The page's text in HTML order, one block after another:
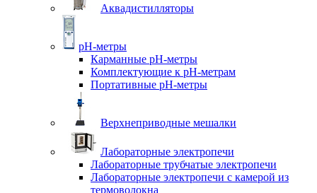
Аквадистилляторы
pH-метры
Карманные pH-метры
Комплектующие к pH-метрам
Портативные pH-метры
Верхнеприводные мешалки
Лабораторные электропечи
Лабораторные трубчатые электропечи
Лабораторные электропечи с камерой из
термоволокна